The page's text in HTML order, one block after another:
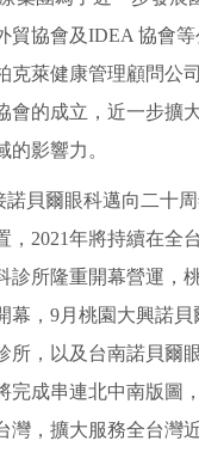
貿協會及IDEA 協會
克萊健康管理顧問公
會的成立，近一步擴
的影響力。
貝爾眼科邁向二十
，2021年將持續在全
診所隆重開幕營運，
幕，9月桃園大興諾
所，以及台南諾貝爾
完成串連北中南版圖
灣，擴大服務全台灣